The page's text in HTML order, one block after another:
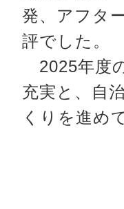
発、アフタ
評でした。
2025年度
充実と、自
くりを進め